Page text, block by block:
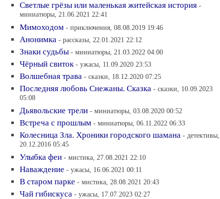
Светлые грёзы или маленькая житейская история -
миниатюры, 21.06.2021 22:41
Мимоходом - приключения, 08.08.2019 19:46
Анонимка - рассказы, 22.01.2021 22:12
Знаки судьбы - миниатюры, 21.03.2022 04:00
Чёрный свиток - ужасы, 11.09.2020 23:53
Волшебная трава - сказки, 18.12.2020 07:25
Последняя любовь Снежаны. Сказка - сказки, 10.09.2023
05:08
Дьявольские трели - миниатюры, 03.08.2020 00:52
Встреча с прошлым - миниатюры, 06.11.2022 06:33
Колесница Зла. Хроники городского шамана - детективы,
20.12.2016 05:45
Улыбка феи - мистика, 27.08.2021 22:10
Наваждение - ужасы, 16.06.2021 00:11
В старом парке - мистика, 28.08.2021 20:43
Чай гибискуса - ужасы, 17.07.2023 02:27